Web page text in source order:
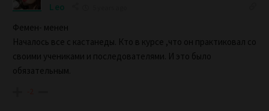
Leo
Фемен- менен
Началось все с кастанеды. Кто в курсе ,что он практиковал со
своими учениками и последователями. И это было
обязательным.